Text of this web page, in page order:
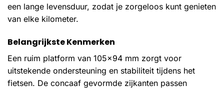
een lange levensduur, zodat je zorgeloos kunt genieten
van elke kilometer.
Belangrijkste Kenmerken
Een ruim platform van 105×94 mm zorgt voor
uitstekende ondersteuning en stabiliteit tijdens het
fietsen. De concaaf gevormde zijkanten passen